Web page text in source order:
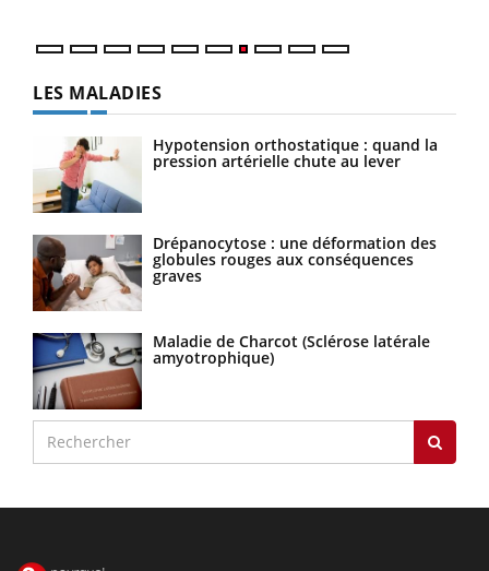
LES MALADIES
Hypotension orthostatique : quand la
pression artérielle chute au lever
Drépanocytose : une déformation des
globules rouges aux conséquences
graves
Maladie de Charcot (Sclérose latérale
amyotrophique)